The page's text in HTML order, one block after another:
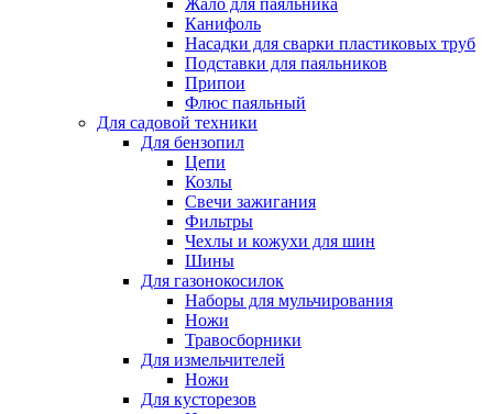
Жало для паяльника
Канифоль
Насадки для сварки пластиковых труб
Подставки для паяльников
Припои
Флюс паяльный
Для садовой техники
Для бензопил
Цепи
Козлы
Свечи зажигания
Фильтры
Чехлы и кожухи для шин
Шины
Для газонокосилок
Наборы для мульчирования
Ножи
Травосборники
Для измельчителей
Ножи
Для кусторезов